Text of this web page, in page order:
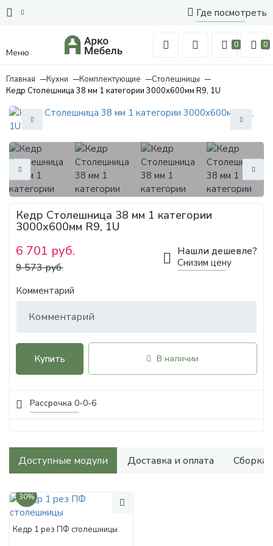
Где посмотреть
Меню
0 0
Главная Кухни Комплектующие
Столешницы
Кедр Столешница 38 мм 1 категории 3000х600мм R9, 1U
Рассрочка 0-0-6
Кедр Столешница 38 мм 1 категории
3000х600мм R9, 1U
6 701 руб.
9 573 руб.
Нашли дешевле?
Снизим цену
Комментарий
Купить В наличии
Доступные модули Доставка и оплата Сборка
30%
Кедр 1 рез ПФ столешницы